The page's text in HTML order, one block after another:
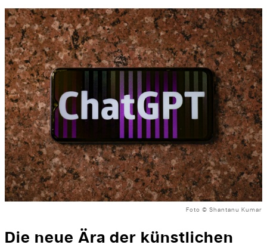
Foto © Shantanu Kumar
Die neue Ära der künstlichen